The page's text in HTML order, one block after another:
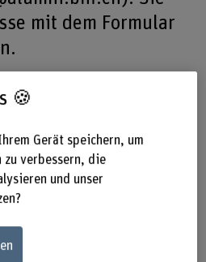
mit dem Formular
ist kein
Die ankommenden
🍪
Gerät speichern, um
verbessern, die
und unser